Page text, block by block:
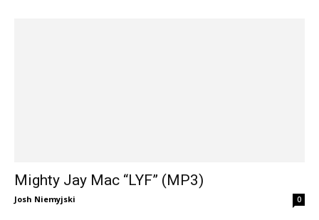
Mighty Jay Mac “LYF” (MP3)
Josh Niemyjski 0